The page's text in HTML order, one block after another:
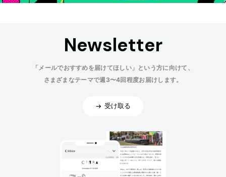
Newsletter
「メールでおすすめを届けてほしい」という方に向けて、
さまざまなテーマで週3〜4回程度お届けします。
受け取る